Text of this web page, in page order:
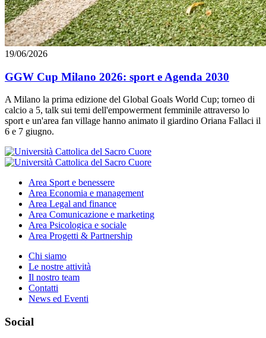
19/06/2026
GGW Cup Milano 2026: sport e Agenda 2030
A Milano la prima edizione del Global Goals World Cup; torneo di
calcio a 5, talk sui temi dell'empowerment femminile attraverso lo
sport e un'area fan village hanno animato il giardino Oriana Fallaci il
6 e 7 giugno.
Area Sport e benessere
Area Economia e management
Area Legal and finance
Area Comunicazione e marketing
Area Psicologica e sociale
Area Progetti & Partnership
Chi siamo
Le nostre attività
Il nostro team
Contatti
News ed Eventi
Social